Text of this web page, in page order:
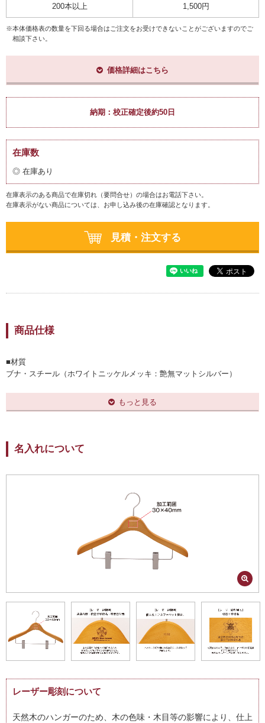
200本以上 1,500円
※本体価格表の数量を下回る場合はご注文をお受けできないことがございますのでご
相談下さい。
価格詳細はこちら
納期： 校正確定後約50日
在庫数
◎ 在庫あり
在庫表示のある商品で在庫切れ（要問合せ）の場合はお電話下さい。
在庫表示がない商品については、お申し込み後の在庫確認となります。
見積・注文する
商品仕様
■材質
ブナ・スチール（ホワイトニッケルメッキ：艶無マットシルバー）
もっと見る
名入れについて
レーザー彫刻について
天然木のハンガーのため、木の色味・木目等の影響により、仕上